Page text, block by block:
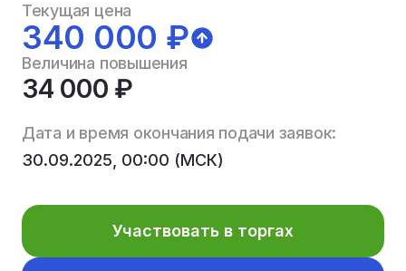
Текущая цена
340 000 ₽
Величина повышения
34 000 ₽
Дата и время окончания подачи заявок:
30.09.2025, 00:00 (МСК)
Участвовать в торгах